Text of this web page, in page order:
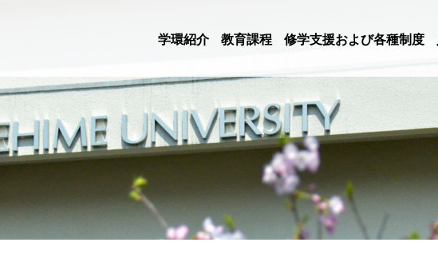
学環紹介 教育課程 修学支援および各種制度